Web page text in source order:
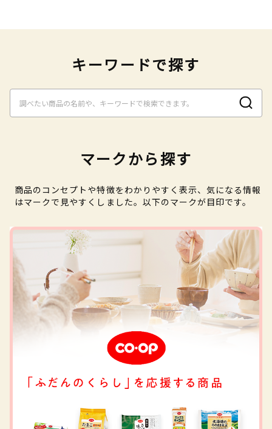
キーワードで探す
マークから探す
商品のコンセプトや特徴をわかりやすく表示、気になる情報
はマークで見やすくしました。以下のマークが目印です。